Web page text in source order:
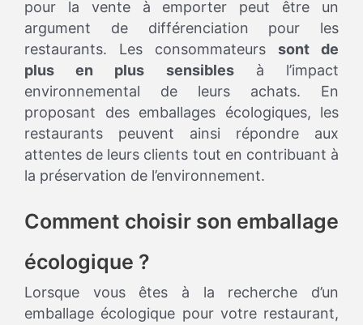
pour la vente à emporter peut être un
argument de différenciation pour les
restaurants. Les consommateurs sont de
plus en plus sensiblesà l’impact
environnemental de leurs achats. En
proposant des emballages écologiques, les
restaurants peuvent ainsi répondre aux
attentes de leurs clients tout en contribuant à
la préservation de l’environnement.
Comment choisir son emballage
écologique ?
Lorsque vous êtes à la recherche d’un
emballage écologique pour votre restaurant,